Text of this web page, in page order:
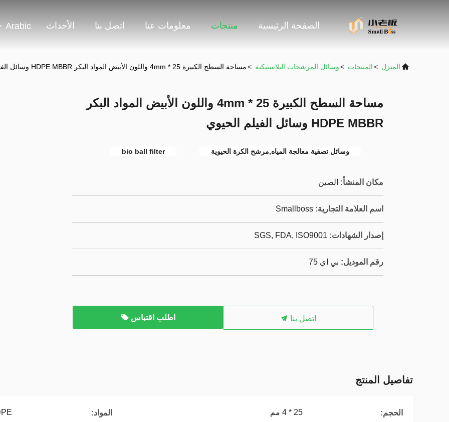
الصفحة الرئيسية منتجات معلومات عنا اتصل بنا الأحداث Arabic
المنزل >المنتجات >وسائل المرشحات البلاستيكية >مساحة السطح الكبيرة 25 * 4mm واللون الأبيض المواد البكر HDPE MBBR وسائل الفيلم الحيوي
مساحة السطح الكبيرة 25 * 4mm واللون الأبيض المواد البكر
HDPE MBBR وسائل الفيلم الحيوي
وسائل تصفية معالجة المياه,مرشح الكرة الحيوية bio ball filter
مكان المنشأ: الصين
اسم العلامة التجارية: Smallboss
إصدار الشهادات: SGS, FDA, ISO9001
رقم الموديل: بي اي 75
اتصل بنا اطلب اقتباس
تفاصيل المنتج
الحجم: 25 * 4 مم المواد: